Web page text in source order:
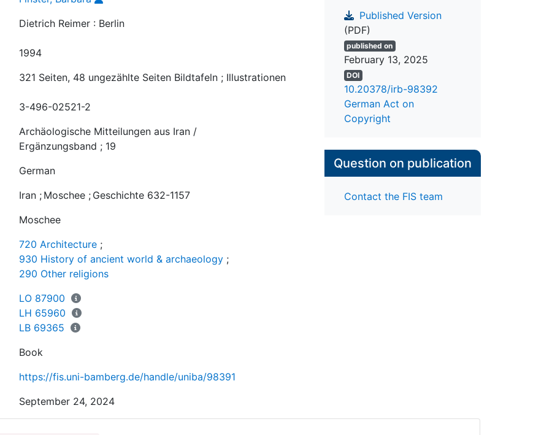
Dietrich Reimer : Berlin
1994
321 Seiten, 48 ungezählte Seiten Bildtafeln ; Illustrationen
3-496-02521-2
Archäologische Mitteilungen aus Iran /
Ergänzungsband ; 19
German
Iran ; Moschee ; Geschichte 632-1157
Moschee
720 Architecture ;
930 History of ancient world & archaeology ;
290 Other religions
LO 87900
LH 65960
LB 69365
Book
https://fis.uni-bamberg.de/handle/uniba/98391
September 24, 2024
Published Version
(PDF)
published on
February 13, 2025
DOI
10.20378/irb-98392
German Act on
Copyright
Question on publication
Contact the FIS team